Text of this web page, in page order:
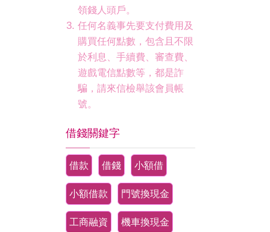
領錢人頭戶。
任何名義事先要支付費用及
購買任何點數，包含且不限
於利息、手續費、審查費、
遊戲電信點數等，都是詐
騙，請來信檢舉該會員帳
號。
借錢關鍵字
借款 借錢 小額借
小額借款 門號換現金
工商融資 機車換現金